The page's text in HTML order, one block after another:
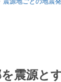
震源と